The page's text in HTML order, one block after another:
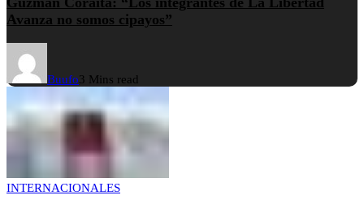
Avanza no somos cipayos”
Buufo3 Mins read
INTERNACIONALES